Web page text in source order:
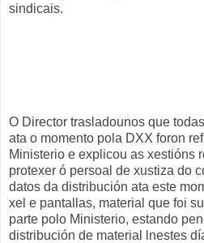
sindicais.
O Director trasladounos que
ata o momento pola DXX foron
Ministerio e explicou as xestións
protexer ó persoal de xustiza do
datos da distribución ata este
xel e pantallas, material que foi
parte polo Ministerio, estando
distribución de material lnestes